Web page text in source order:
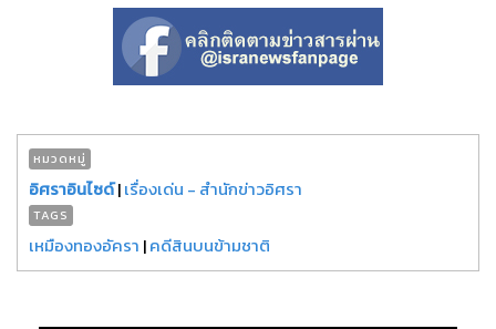
หมวดหมู่
อิศราอินไซด์|เรื่องเด่น - สำนักข่าวอิศรา
TAGS
เหมืองทองอัครา |คดีสินบนข้ามชาติ